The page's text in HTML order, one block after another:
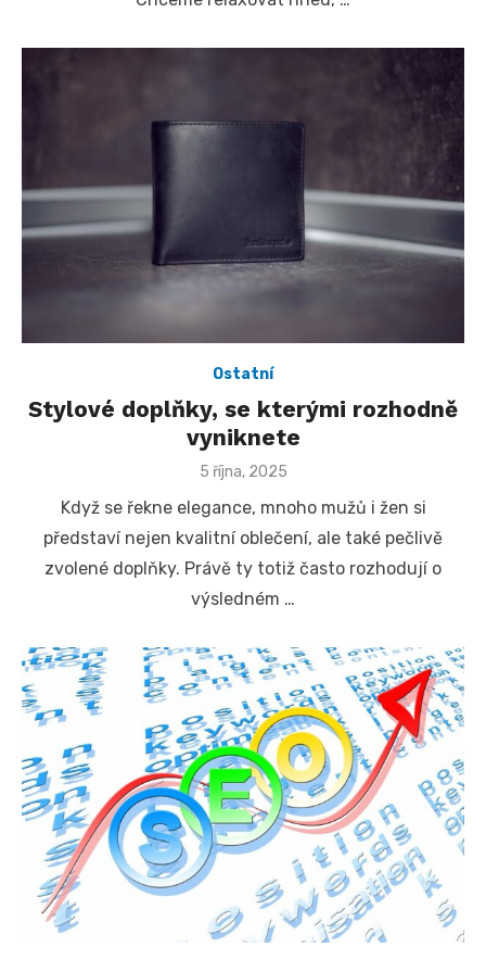
Ostatní
Stylové doplňky, se kterými rozhodně
vyniknete
Posted
5 října, 2025
Když se řekne elegance, mnoho mužů i žen si
představí nejen kvalitní oblečení, ale také pečlivě
zvolené doplňky. Právě ty totiž často rozhodují o
výsledném …